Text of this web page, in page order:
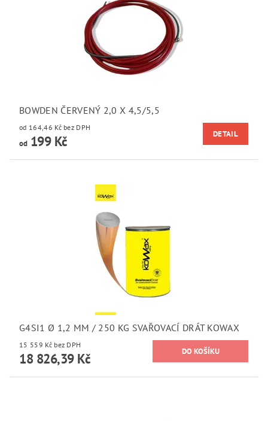
BOWDEN ČERVENÝ 2,0 X 4,5/5,5
od 164,46 Kč bez DPH
od199 Kč DETAIL
G4SI1 Ø 1,2 MM / 250 KG SVAŘOVACÍ DRÁT KOWAX
15 559 Kč bez DPH
18 826,39 Kč